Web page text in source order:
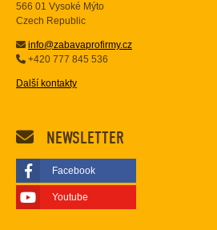
566 01 Vysoké Mýto
Czech Republic
info@zabavaprofirmy.cz
+420 777 845 536
Další kontakty
NEWSLETTER
Facebook
Youtube